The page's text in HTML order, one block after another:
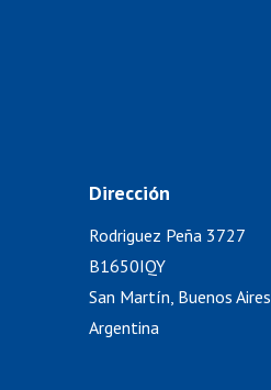
Dirección
Rodriguez Peña 3727
B1650IQY
San Martín, Buenos Aires
Argentina